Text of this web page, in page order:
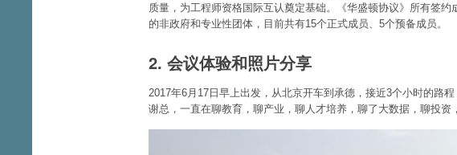
质量，为工程师资格国际互认奠定基础。《华盛顿协议》所有签
的非政府和专业性团体，目前共有15个正式成员、5个预备成员。
2. 会议体验和照片分享
2017年6月17日早上出发，从北京开车到承德，接近3个小时的路
谢总，一直在聊教育，聊产业，聊人才培养，聊了大数据，聊投资